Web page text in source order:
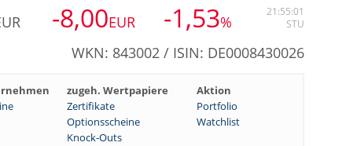
-8,00EUR -1,53%
21:55:01
STU
WKN: 843002 / ISIN: DE0008430026
zugeh. Wertpapiere
Aktion
Zertifikate
Portfolio
Optionsscheine
Watchlist
Knock-Outs